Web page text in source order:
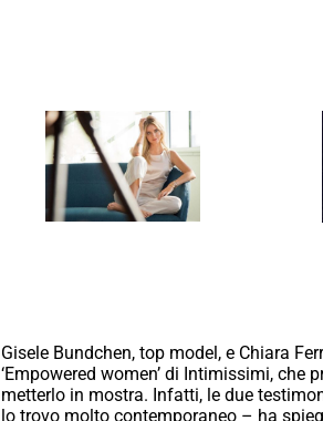
Gisele Bundchen, top model, e Chiara
‘Empowered women’ di Intimissimi, che
metterlo in mostra. Infatti, le due
lo trovo molto contemporaneo – ha